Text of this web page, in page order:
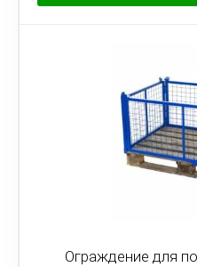
Ограждение для